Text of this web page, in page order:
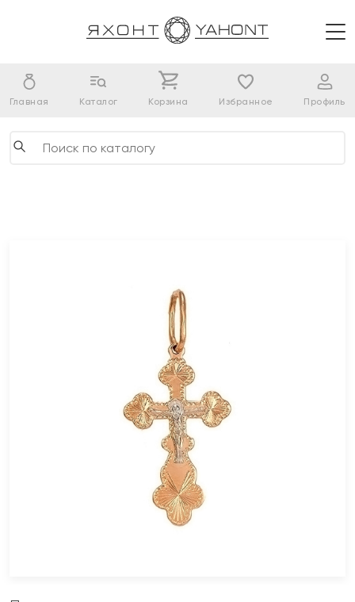
Главная Каталог Корзина Избранное Профиль